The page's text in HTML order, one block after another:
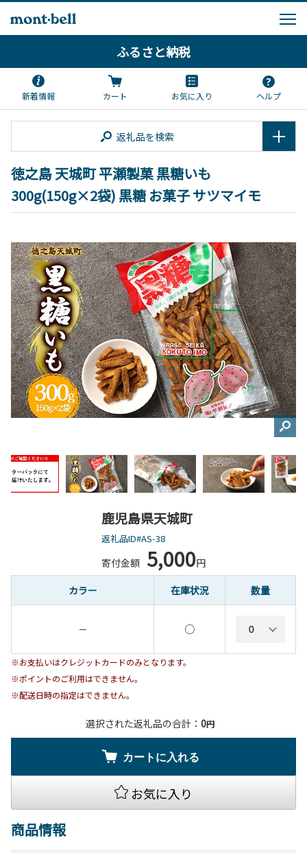
ふるさと納税
新着情報 カート お気に入り ヘルプ
返礼品を検索
徳之島 天城町 平瀬製菓 黒糖いも
300g(150g×2袋) 黒糖 お菓子 サツマイモ
鹿児島県天城町
返礼品ID#AS-38
寄付金額 5,000円
カラー
在庫状況 数量
－ ○
※お支払いはクレジットカードのみとなります。
※ポイントのご利用はできません。
※配送日時の指定はできません。
選択された返礼品の合計： 0円
カートに入れる
お気に入り
商品情報